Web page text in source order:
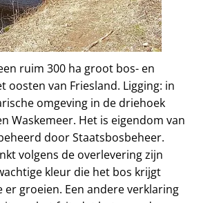
ruim 300 ha groot bos- en
oosten van Friesland. Ligging: in
omgeving in de driehoek
Waskemeer. Het is eigendom van
door Staatsbosbeheer.
volgens de overlevering zijn
kleur die het bos krijgt
groeien. Een andere verklaring